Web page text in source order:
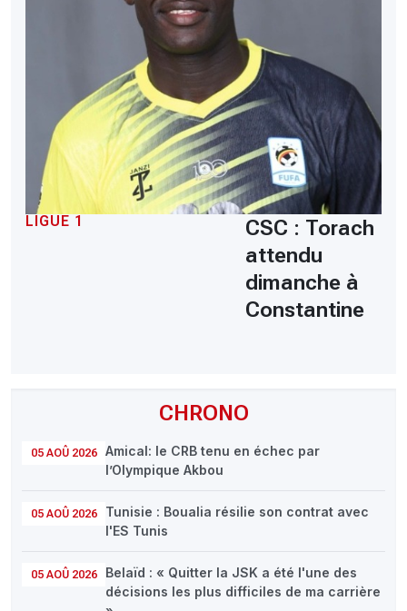
CHRONO
05 AOÛ 2026
Amical: le CRB tenu en échec par
l’Olympique Akbou
05 AOÛ 2026
Tunisie : Boualia résilie son contrat avec
l'ES Tunis
05 AOÛ 2026
Belaïd : « Quitter la JSK a été l'une des
décisions les plus difficiles de ma carrière
LIGUE 1
CSC : Torach
attendu
dimanche à
Constantine